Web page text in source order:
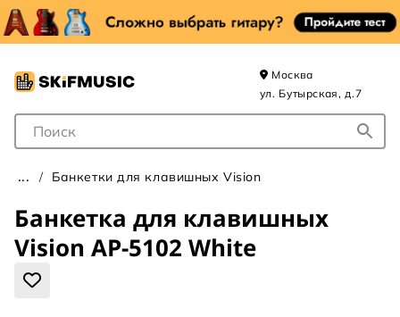
Поле для Поиска
Москва
ул. Бутырская, д.7
Банкетки для клавишных Vision
Банкетка для клавишных
Vision AP-5102 White